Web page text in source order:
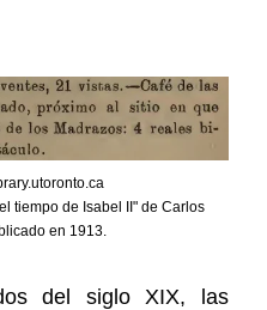
tiempo de Isabel II" de Carlos
en 1913.
del siglo XIX, las